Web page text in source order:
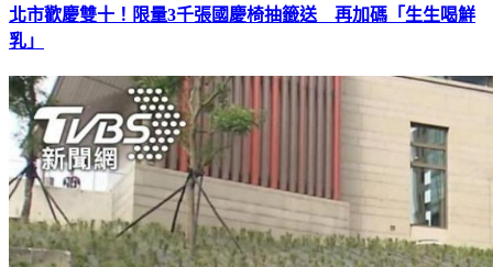
北市歡慶雙十！限量3千張國慶椅抽籤送 再加碼「生生喝鮮
乳」